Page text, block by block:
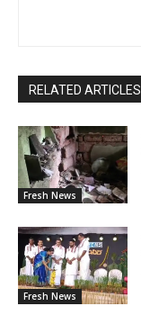
RELATED ARTICLES
Fresh News
Fresh News